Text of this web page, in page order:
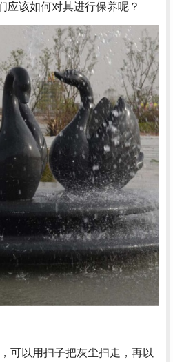
应该如何对其进行保养呢？
可以用扫子把灰尘扫走，再以